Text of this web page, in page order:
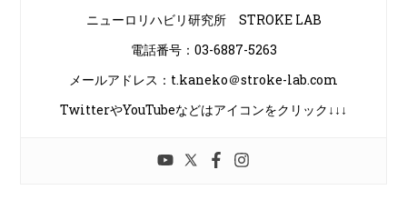
ニューロリハビリ研究所 STROKE LAB
電話番号：03-6887-5263
メールアドレス：t.kaneko＠stroke-lab.com
TwitterやYouTubeなどはアイコンをクリック↓↓↓